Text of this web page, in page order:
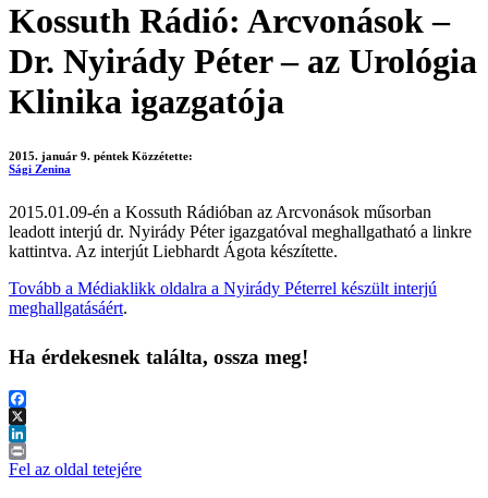
Kossuth Rádió: Arcvonások –
Dr. Nyirády Péter – az Urológia
Klinika igazgatója
2015. január 9. péntek Közzétette:
Sági Zenina
2015.01.09-én a Kossuth Rádióban az Arcvonások műsorban
leadott interjú dr. Nyirády Péter igazgatóval meghallgatható a linkre
kattintva. Az interjút Liebhardt Ágota készítette.
Tovább a Médiaklikk oldalra a Nyirády Péterrel készült interjú
meghallgatásáért.
Ha érdekesnek találta, ossza meg!
Facebook
X
LinkedIn
Print
Fel az oldal tetejére